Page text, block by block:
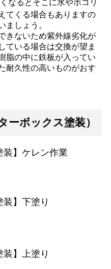
なるとそこに水やホコリ
てくる場合もありますの
ましょう。
きないため紫外線劣化が
ている場合は交換が望ま
脂の中に鉄板が入ってい
耐久性の高いものがおす
ーボックス塗装）